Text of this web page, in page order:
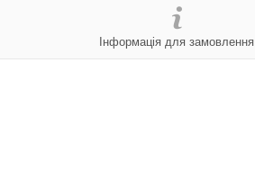
Інформація для замовлення